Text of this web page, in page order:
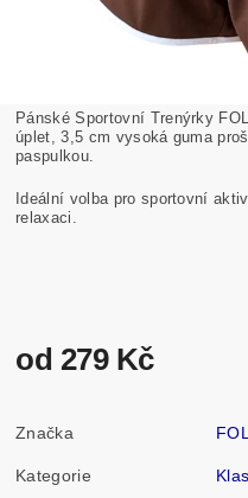
Pánské Sportovní Trenýrky
úplet, 3,5 cm vysoká guma
paspulkou.
Ideální volba pro sportovní
relaxaci.
od 279 Kč
Značka
Kategorie